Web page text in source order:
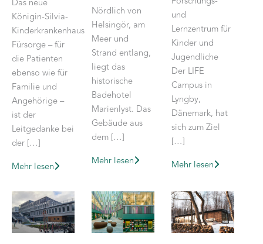
Das neue
Königin-Silvia-
Kinderkrankenhaus
Fürsorge – für
die Patienten
ebenso wie für
Familie und
Angehörige –
ist der
Leitgedanke bei
der […]
Mehr lesen
Nördlich von
Helsingör, am
Meer und
Strand entlang,
liegt das
historische
Badehotel
Marienlyst. Das
Gebäude aus
dem […]
Mehr lesen
und
Lernzentrum für
Kinder und
Jugendliche
Der LIFE
Campus in
Lyngby,
Dänemark, hat
sich zum Ziel
[…]
Mehr lesen